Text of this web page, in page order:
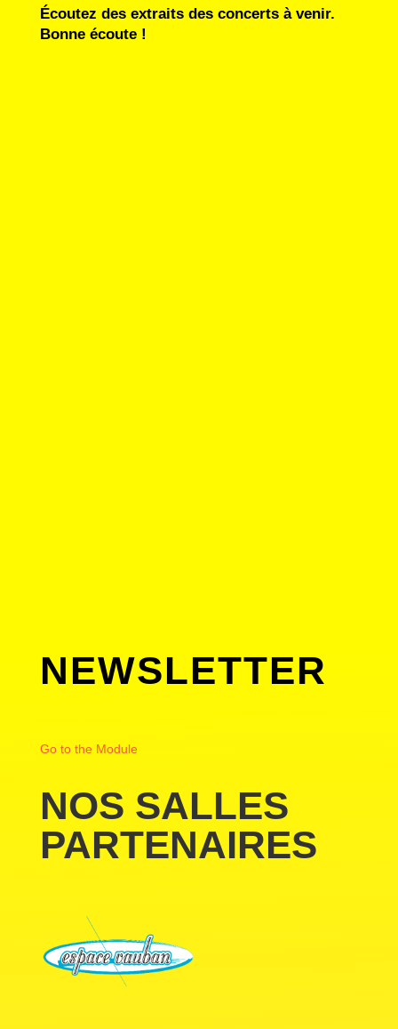
Écoutez des extraits des concerts à venir.
Bonne écoute !
NEWSLETTER
Go to the Module
NOS SALLES
PARTENAIRES